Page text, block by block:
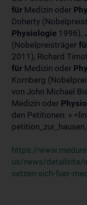
für Medizin oder
Doherty
Physiologie 1996),
(Nobelpreisträger
2011), Richard
für Medizin oder
Kornberg
von John Michael
Medizin oder
den Petitionen: »
https://
us/news/detailsite/
setzen-sich-fuer-